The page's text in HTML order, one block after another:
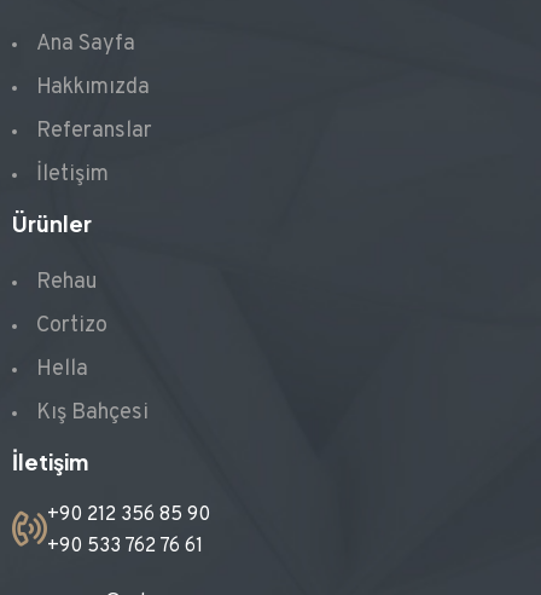
Ana Sayfa
Hakkımızda
Referanslar
İletişim
Ürünler
Rehau
Cortizo
Hella
Kış Bahçesi
İletişim
+90 212 356 85 90
+90 533 762 76 61